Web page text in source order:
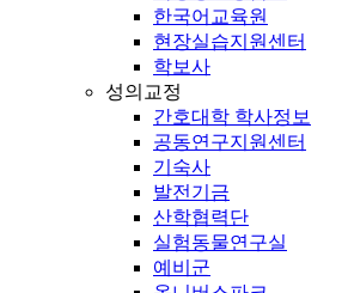
한국어교육원
현장실습지원센터
학보사
성의교정
간호대학 학사정보
공동연구지원센터
기숙사
발전기금
산학협력단
실험동물연구실
예비군